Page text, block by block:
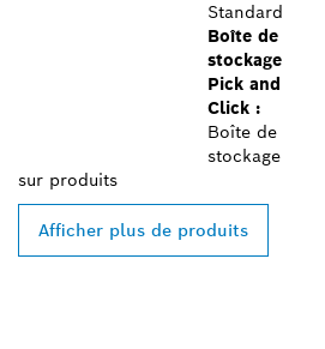
Standard
Boîte de
stockage
Pick and
Click :
Boîte de
stockage
sur produits
Afficher plus de produits